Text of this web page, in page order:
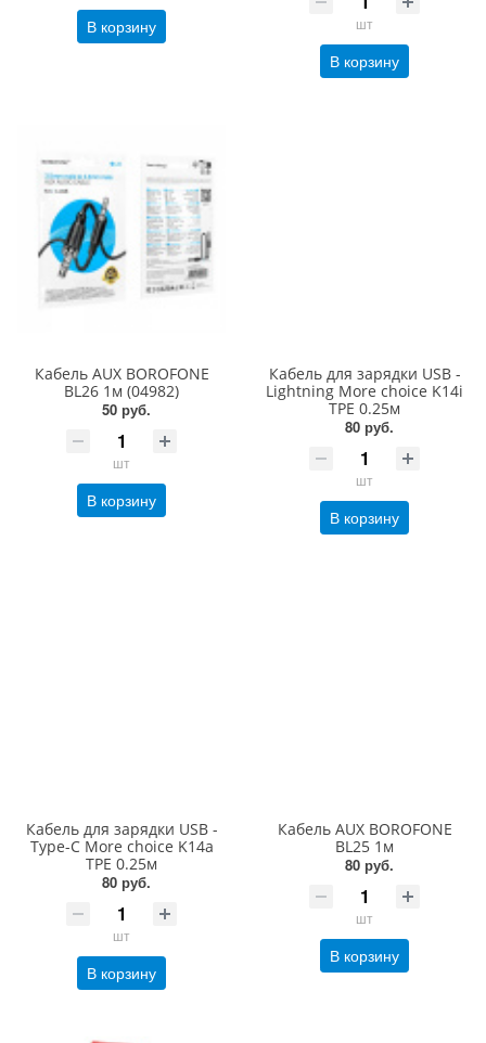
В корзину шт
В корзину
Кабель AUX BOROFONE
BL26 1м (04982)
50 руб.
шт
В корзину
Кабель для зарядки USB -
Lightning More choice K14i
TPE 0.25м
80 руб.
шт
В корзину
Кабель для зарядки USB -
Type-C More choice K14a
TPE 0.25м
80 руб.
шт
В корзину
Кабель AUX BOROFONE
BL25 1м
80 руб.
шт
В корзину